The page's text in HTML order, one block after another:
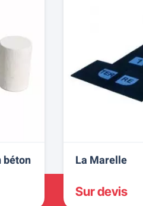
béton La Marelle
Sur devis